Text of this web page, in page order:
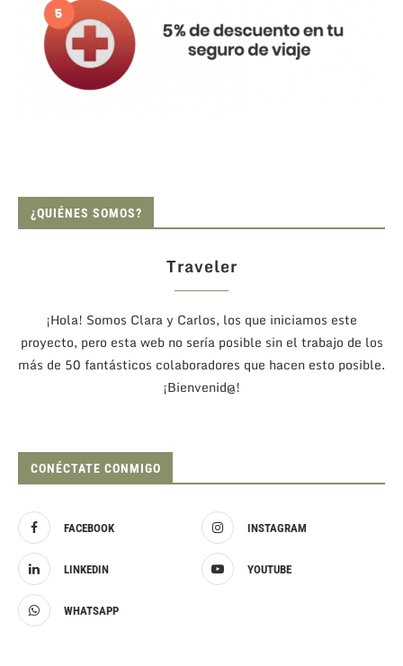
¿QUIÉNES SOMOS?
Traveler
¡Hola! Somos Clara y Carlos, los que iniciamos este
proyecto, pero esta web no sería posible sin el trabajo de los
más de 50 fantásticos colaboradores que hacen esto posible.
¡Bienvenid@!
CONÉCTATE CONMIGO
FACEBOOK INSTAGRAM
LINKEDIN YOUTUBE
WHATSAPP